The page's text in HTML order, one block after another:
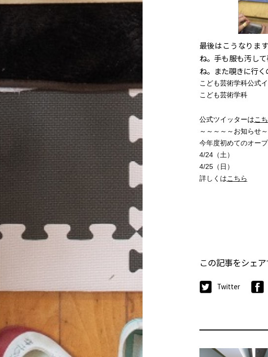
最後はこうなりま
ね。手も服も汚し
ね。また覗きに行
こども芸術学科公式
こども芸術学科
公式ツイッターはこ
～～～～～お知らせ
今年度初めてのオー
4/24（土）
4/25（日）
詳しくはこちら
この記事をシェ
Twitter